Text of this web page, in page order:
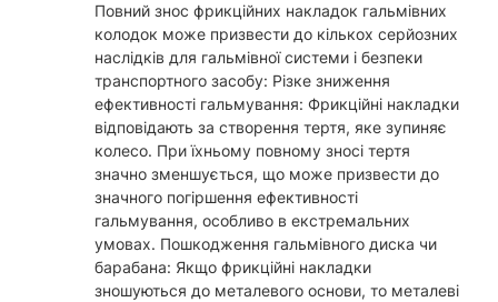
Повний знос фрикційних накладок гальмівних
колодок може призвести до кількох серйозних
наслідків для гальмівної системи і безпеки
транспортного засобу: Різке зниження
ефективності гальмування: Фрикційні накладки
відповідають за створення тертя, яке зупиняє
колесо. При їхньому повному зносі тертя
значно зменшується, що може призвести до
значного погіршення ефективності
гальмування, особливо в екстремальних
умовах. Пошкодження гальмівного диска чи
барабана: Якщо фрикційні накладки
зношуються до металевого основи, то металеві